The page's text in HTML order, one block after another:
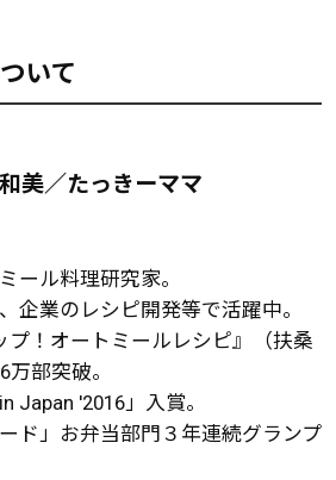
いて
美／たっきーママ
ール料理研究家。
企業のレシピ開発等で活躍中。
プ！オートミールレシピ』（扶桑
部突破。
Japan '2016」入賞。
ド」お弁当部門３年連続グランプ